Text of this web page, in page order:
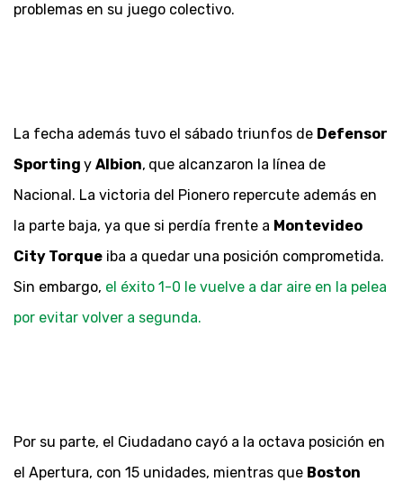
problemas en su juego colectivo.
La fecha además tuvo el sábado triunfos de Defensor
Sporting y Albion, que alcanzaron la línea de
Nacional. La victoria del Pionero repercute además en
la parte baja, ya que si perdía frente a Montevideo
City Torque iba a quedar una posición comprometida.
Sin embargo, el éxito 1-0 le vuelve a dar aire en la pelea
por evitar volver a segunda.
Por su parte, el Ciudadano cayó a la octava posición en
el Apertura, con 15 unidades, mientras que Boston